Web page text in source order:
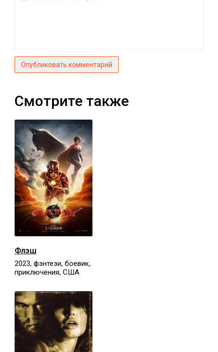
Опубликовать комментарий
Смотрите также
Флэш
2023, фэнтези, боевик,
приключения, США